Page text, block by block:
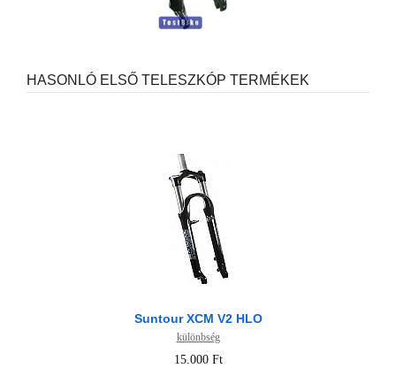
HASONLÓ ELSŐ TELESZKÓP TERMÉKEK
Suntour XCM V2 HLO
különbség
15.000 Ft